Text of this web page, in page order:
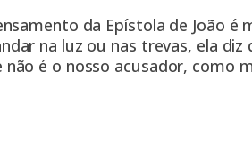
da Epístola de João
na luz ou nas trevas, ela diz
não é o nosso acusador, como